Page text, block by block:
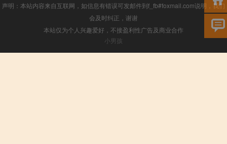
声明：本站内容来自互联网，如信息有错误可发邮件到f_fb#foxmail.com说明，我们
会及时纠正，谢谢
本站仅为个人兴趣爱好，不接盈利性广告及商业合作
小男孩